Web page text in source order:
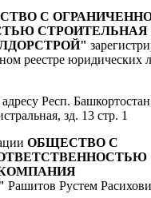
С
СТРОИТЕЛЬНАЯ
реестре юридических
Респ.
зд. 13 стр. 1
ОБЩЕСТВО С
Рашитов Рустем